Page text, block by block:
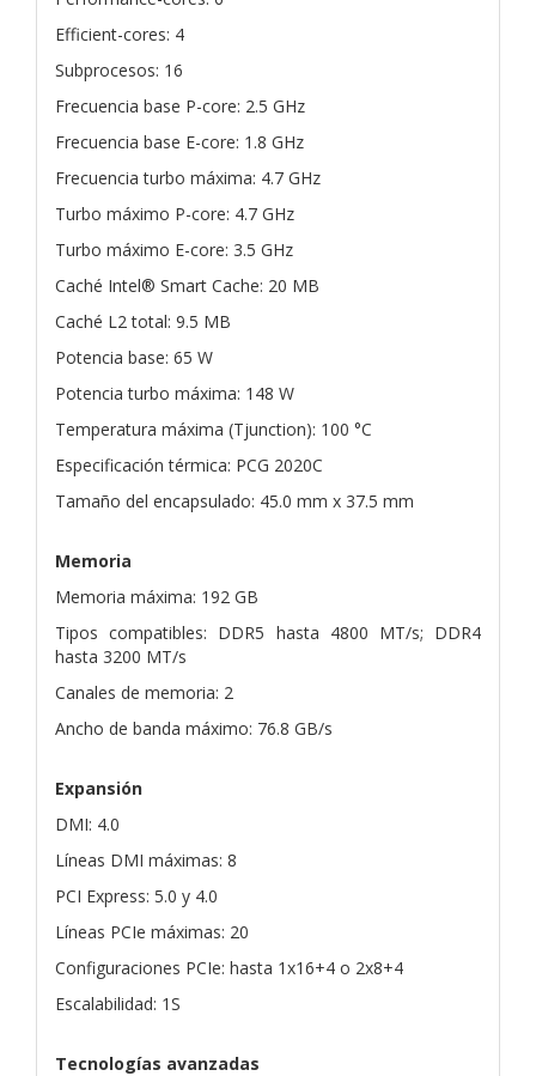
Efficient-cores: 4
Subprocesos: 16
Frecuencia base P-core: 2.5 GHz
Frecuencia base E-core: 1.8 GHz
Frecuencia turbo máxima: 4.7 GHz
Turbo máximo P-core: 4.7 GHz
Turbo máximo E-core: 3.5 GHz
Caché Intel® Smart Cache: 20 MB
Caché L2 total: 9.5 MB
Potencia base: 65 W
Potencia turbo máxima: 148 W
Temperatura máxima (Tjunction): 100 °C
Especificación térmica: PCG 2020C
Tamaño del encapsulado: 45.0 mm x 37.5 mm
Memoria
Memoria máxima: 192 GB
Tipos compatibles: DDR5 hasta 4800 MT/s; DDR4
hasta 3200 MT/s
Canales de memoria: 2
Ancho de banda máximo: 76.8 GB/s
Expansión
DMI: 4.0
Líneas DMI máximas: 8
PCI Express: 5.0 y 4.0
Líneas PCIe máximas: 20
Configuraciones PCIe: hasta 1x16+4 o 2x8+4
Escalabilidad: 1S
Tecnologías avanzadas